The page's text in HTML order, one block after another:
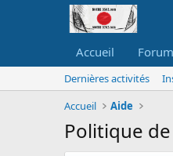
Accueil
Dernières activités
Accueil
Aide
Politique